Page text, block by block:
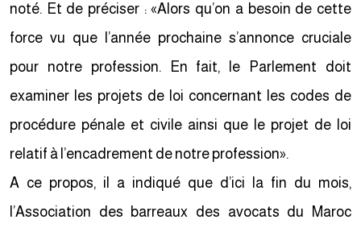
noté. Et de préciser : «Alors qu’on a besoin de cette
force vu que l’année prochaine s’annonce cruciale
pour notre profession. En fait, le Parlement doit
examiner les projets de loi concernant les codes de
procédure pénale et civile ainsi que le projet de loi
relatif à l’encadrement de notre profession».
A ce propos, il a indiqué que d’ici la fin du mois,
l’Association des barreaux des avocats du Maroc